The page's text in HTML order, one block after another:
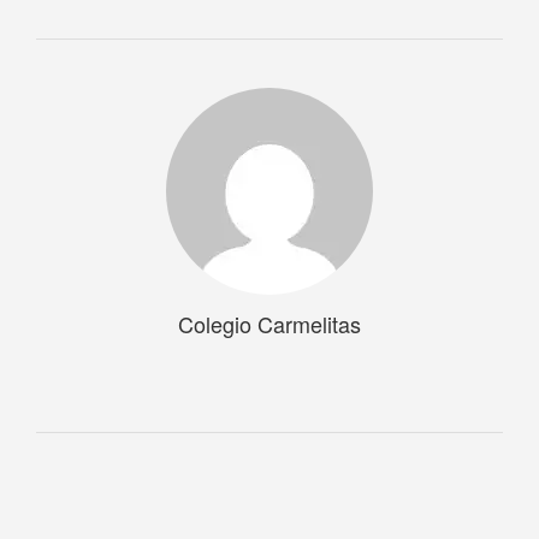
Colegio Carmelitas